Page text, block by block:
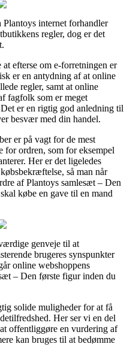
internet forhandler
regler, dog er det
efterse om e-forretningen er
er en antydning af at online
regler, samt at online
fagfolk som er meget
er en rigtig god anledning til
besvær med din handel.
er på vagt for de mest
ordren, som for eksempel
Her er det ligeledes
så man når
af Plantoys samlesæt – Den
købe en gave til en mand
genveje til at
brugeres synspunkter
online webshoppens
– Den første figur inden du
solide muligheder for at få
Her ser vi en del
offentliggøre en vurdering af
kan bruges til at bedømme